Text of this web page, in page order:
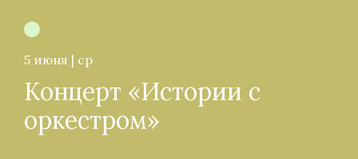
5 июня | ср
Концерт «Истории с
оркестром»